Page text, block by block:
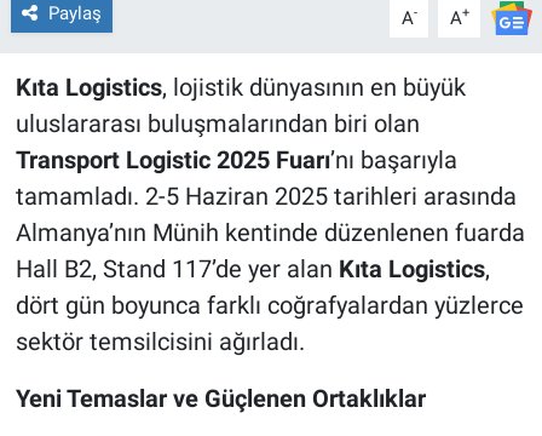
Paylaş A- A+
Kıta Logistics, lojistik dünyasının en büyük
uluslararası buluşmalarından biri olan
Transport Logistic 2025 Fuarı’nı başarıyla
tamamladı. 2-5 Haziran 2025 tarihleri arasında
Almanya’nın Münih kentinde düzenlenen fuarda
Hall B2, Stand 117’de yer alan Kıta Logistics,
dört gün boyunca farklı coğrafyalardan yüzlerce
sektör temsilcisini ağırladı.
Yeni Temaslar ve Güçlenen Ortaklıklar